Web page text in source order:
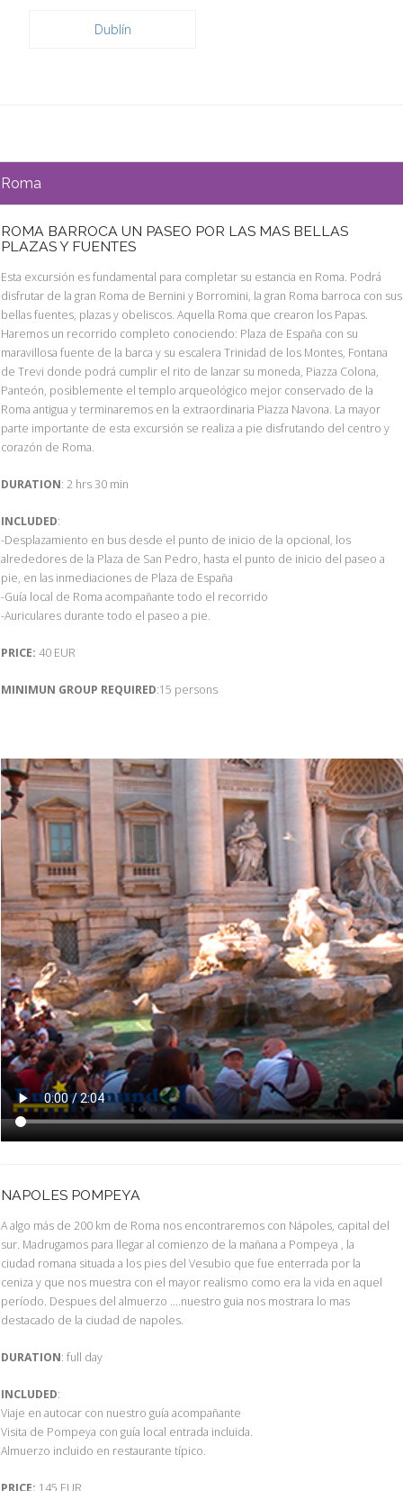
Dublín
Roma
ROMA BARROCA UN PASEO POR LAS MAS BELLAS
PLAZAS Y FUENTES
Esta excursión es fundamental para completar su estancia en Roma. Podrá
disfrutar de la gran Roma de Bernini y Borromini, la gran Roma barroca con sus
bellas fuentes, plazas y obeliscos. Aquella Roma que crearon los Papas.
Haremos un recorrido completo conociendo: Plaza de España con su
maravillosa fuente de la barca y su escalera Trinidad de los Montes, Fontana
de Trevi donde podrá cumplir el rito de lanzar su moneda, Piazza Colona,
Panteón, posiblemente el templo arqueológico mejor conservado de la
Roma antigua y terminaremos en la extraordinaria Piazza Navona. La mayor
parte importante de esta excursión se realiza a pie disfrutando del centro y
corazón de Roma.
DURATION: 2 hrs 30 min
INCLUDED:
-Desplazamiento en bus desde el punto de inicio de la opcional, los
alrededores de la Plaza de San Pedro, hasta el punto de inicio del paseo a
pie, en las inmediaciones de Plaza de España
-Guía local de Roma acompañante todo el recorrido
-Auriculares durante todo el paseo a pie.
PRICE: 40 EUR
MINIMUN GROUP REQUIRED:15 persons
NAPOLES POMPEYA
A algo más de 200 km de Roma nos encontraremos con Nápoles, capital del
sur. Madrugamos para llegar al comienzo de la mañana a Pompeya , la
ciudad romana situada a los pies del Vesubio que fue enterrada por la
ceniza y que nos muestra con el mayor realismo como era la vida en aquel
período. Despues del almuerzo ....nuestro guia nos mostrara lo mas
destacado de la ciudad de napoles.
DURATION: full day
INCLUDED:
Viaje en autocar con nuestro guía acompañante
Visita de Pompeya con guía local entrada incluida.
Almuerzo incluido en restaurante típico.